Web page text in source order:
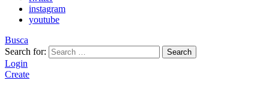
instagram
youtube
Busca
Search for:
Search
Login
Create